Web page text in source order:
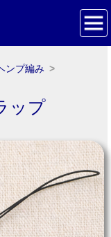
ンプ編み
ップ